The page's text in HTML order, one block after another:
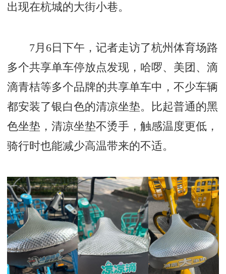
出现在杭城的大街小巷。
7月6日下午，记者走访了杭州体育场路
多个共享单车停放点发现，哈啰、美团、滴
滴青桔等多个品牌的共享单车中，不少车辆
都安装了银白色的清凉坐垫。比起普通的黑
色坐垫，清凉坐垫不烫手，触感温度更低，
骑行时也能减少高温带来的不适。